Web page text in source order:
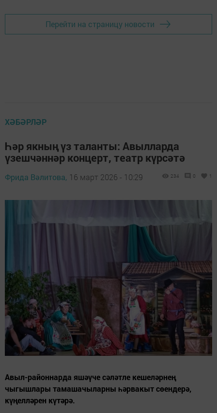
Перейти на страницу новости
ХӘБӘРЛӘР
Һәр якның үз таланты: Авылларда
үзешчәннәр концерт, театр күрсәтә
Фрида Вәлитова, 16 март 2026 - 10:29 234 0 1
Авыл-районнарда яшәүче сәләтле кешеләрнең
чыгышлары тамашачыларны һәрвакыт сөендерә,
күңелләрен күтәрә.